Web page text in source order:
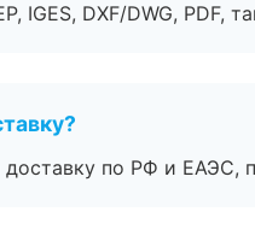
IGES, DXF/DWG, PDF,
доставку по РФ и ЕАЭС,